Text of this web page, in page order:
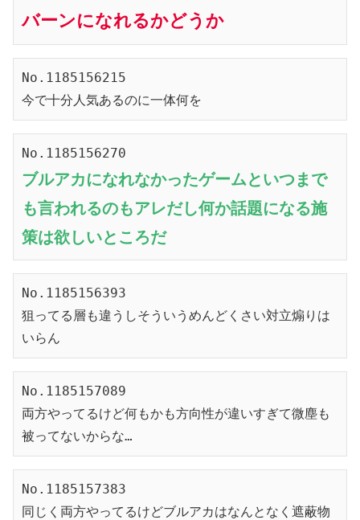
バーンになれるかどうか
No.1185156215
今で十分人気あるのに一体何を
ブルアカになれなかったゲームといつまで
も言われるのもアレだし何か話題になる施
策は欲しいところだ
No.1185156393
狙ってる層も違うしそういうめんどくさい対立煽りは
いらん
No.1185157089
両方やってるけど何もかも方向性が違いすぎて微塵も
被ってないからな…
No.1185157383
同じく両方やってるけどブルアカはなんとなく遮蔽物